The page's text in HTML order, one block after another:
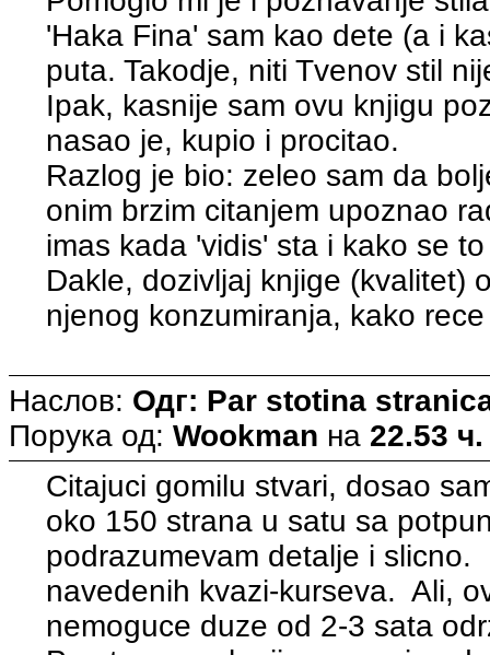
'Haka Fina' sam kao dete (a i
puta. Takodje, niti Tvenov stil
Ipak, kasnije sam ovu knjigu
nasao je, kupio i procitao.
Razlog je bio: zeleo sam da
onim brzim citanjem upoznao
imas kada 'vidis' sta i kako se
Dakle, dozivljaj knjige (kvalitet)
njenog konzumiranja, kako
Наслов: Одг: Par stotina
Порука од: Wookman на 22.53
Citajuci gomilu stvari, dosao
oko 150 strana u satu sa
podrazumevam detalje i
navedenih kvazi-kurseva. Ali,
nemoguce duze od 2-3 sata